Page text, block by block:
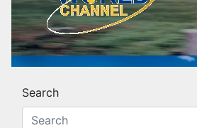
Noticias y
Search